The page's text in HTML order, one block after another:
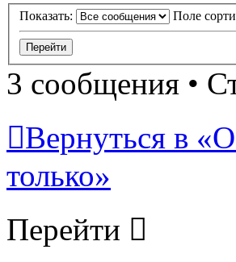
Показать: Поле
3 сообщения •
Вернуться в
только»
Перейти